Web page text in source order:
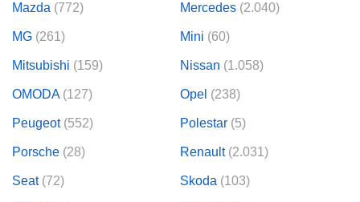
Mazda (772) Mercedes (2.040)
MG (261) Mini (60)
Mitsubishi (159) Nissan (1.058)
OMODA(127) Opel (238)
Peugeot(552) Polestar (5)
Porsche (28) Renault(2.031)
Seat(72) Skoda (103)